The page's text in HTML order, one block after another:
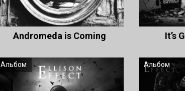
Andromeda is Coming It’s
Альбом Альбом